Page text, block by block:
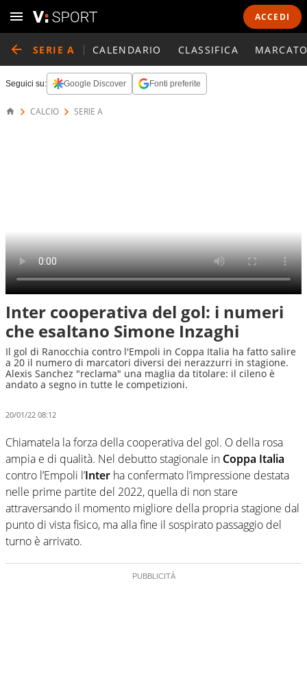
ACCEDI
SERIE A CALENDARIO CLASSIFICA
Seguici su: Google Discover Fonti preferite
CALCIO SERIE A
Inter cooperativa del gol: i numeri
che esaltano Simone Inzaghi
Il gol di Ranocchia contro l'Empoli in Coppa Italia ha fatto salire
a 20 il numero di marcatori diversi dei nerazzurri in stagione.
Alexis Sanchez "reclama" una maglia da titolare: il cileno è
andato a segno in tutte le competizioni.
20/01/22 08:12
Chiamatela la forza della cooperativa del gol. O della rosa
ampia e di qualità. Nel debutto stagionale in Coppa Italia
contro l’Empoli l’Inter ha confermato l’impressione destata
nelle prime partite del 2022, quella di non stare
attraversando il momento migliore della propria stagione dal
punto di vista fisico, ma alla fine il sospirato passaggio del
turno è arrivato.